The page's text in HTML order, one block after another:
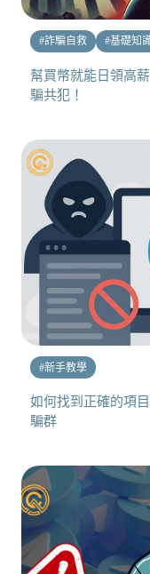
#詐騙自救 #基礎知
幫買幣就能日領高
騙共犯！
#新手教學
如何找到正確的項
騙群